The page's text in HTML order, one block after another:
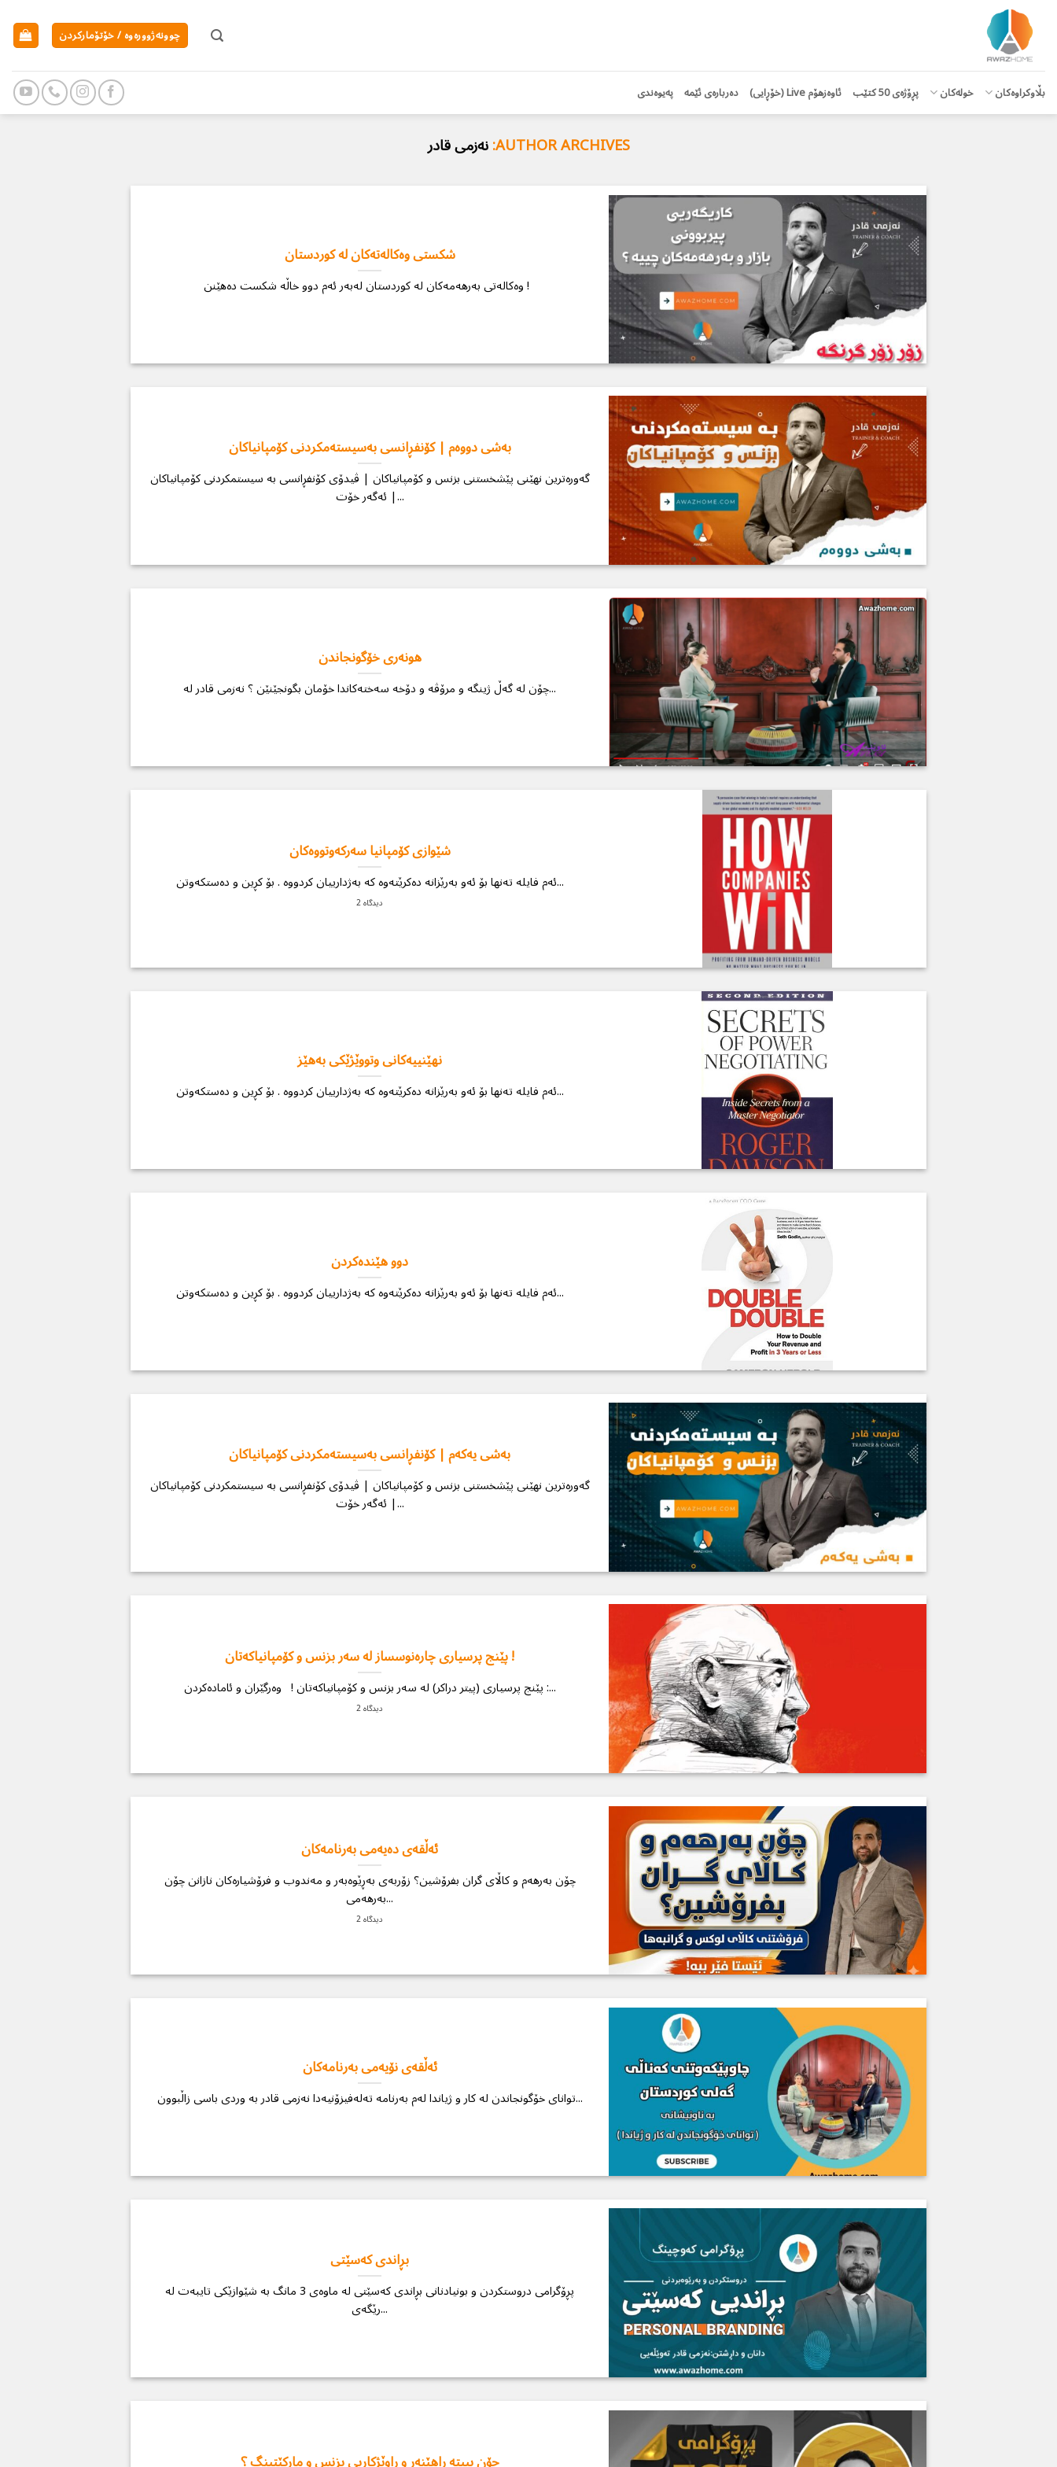
content چوونەژوورەوە / خۆتۆمارکردن
بڵاوكراوەكان خولەکان پڕۆژەی 50 كتێب ئاوەزهۆم Live (خۆڕایی) دەربارەی ئێمە پەیوەندی
AUTHOR ARCHIVES: نەزمی قادر
شكستی وەكالەتەكان لە کوردستان
وەکالەتی بەرهەمەکان لە کوردستان لەبەر ئەم دوو خاڵە شکست دەهێنن !
بەشی دووەم | كۆنفڕانسی بەسیستەمكردنی كۆمپانیاكان
گەورەترین نهێنی پێشخستنی بزنس و كۆمپانیاكان | ڤیدۆی کۆنفڕانسی بە سیستمكردنی كۆمپانیاكان
| ئەگەر خۆت...
هونەری خۆگونجاندن
چۆن لە گەڵ ژینگە و مرۆڤە و دۆخە سەختەكاندا خۆمان بگونجێنێن ؟ نەزمی قادر لە...
شێوازی کۆمپانیا سەرکەوتووەکان
ئەم فایلە تەنها بۆ ئەو بەرێزانە دەكرێتەوە كە بەژدارییان كردووە . بۆ كڕین و دەستكەوتن...
2 دیدگاه
نھێنییەکانی وتووێژێکی بەھێز
ئەم فایلە تەنها بۆ ئەو بەرێزانە دەكرێتەوە كە بەژدارییان كردووە . بۆ كڕین و دەستكەوتن...
دوو ھێندەکردن
ئەم فایلە تەنها بۆ ئەو بەرێزانە دەكرێتەوە كە بەژدارییان كردووە . بۆ كڕین و دەستكەوتن...
بەشی یەكەم | كۆنفڕانسی بەسیستەمكردنی كۆمپانیاكان
گەورەترین نهێنی پێشخستنی بزنس و كۆمپانیاكان | ڤیدۆی کۆنفڕانسی بە سیستمكردنی كۆمپانیاكان
| ئەگەر خۆت...
پێنج پرسیاری چارەنوسساز لە سەر بزنس و كۆمپانیاكەتان !
پێنج پرسیاری (پیتر دراكر) لە سەر بزنس و كۆمپانیاكەتان ! وەرگێران و ئامادەكردن :...
2 دیدگاه
ئەڵقەی دەیەمی بەرنامەكان
چۆن بەرهەم و كاڵای گران بفرۆشین؟ زۆربەی بەڕێوەبەر و مەندوب و فرۆشیارەكان نازانن چۆن
بەرهەمی...
2 دیدگاه
ئەڵقەی نۆیەمی بەرنامەكان
توانای خۆگونجاندن لە كار و ژیاندا لەم بەرنامە تەلەفیزۆنیەدا نەزمی قادر بە وردی باسی زاڵبوون...
بڕاندی كەسێتی
پڕۆگرامی دروستكردن و بونیادنانی بڕاندی كەسێتی لە ماوەی 3 مانگ بە شێوازێكی تایبەت لە
رێگەی...